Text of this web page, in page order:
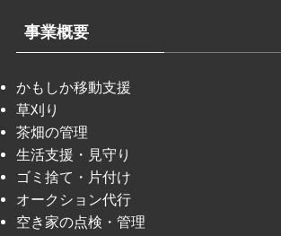
事業概要
かもしか移動支援
草刈り
茶畑の管理
生活支援・見守り
ゴミ捨て・片付け
オークション代行
空き家の点検・管理